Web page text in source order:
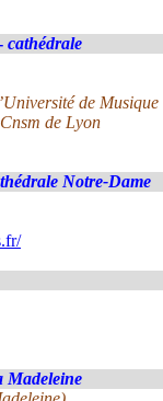
cathédrale
de Musique
de Lyon
Notre-Dame
Madeleine